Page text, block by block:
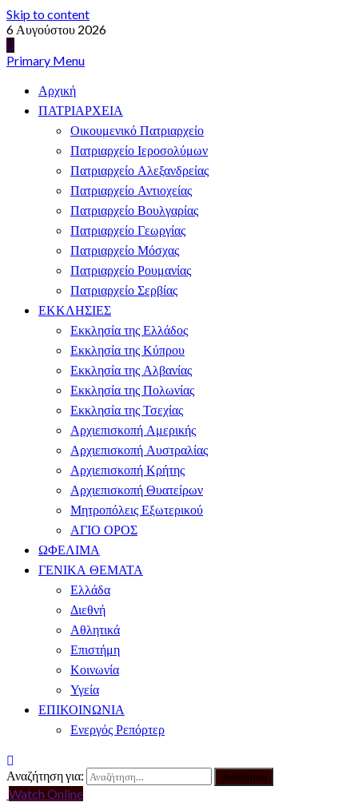
Skip to content
6 Αυγούστου 2026
Primary Menu
Αρχική
ΠΑΤΡΙΑΡΧΕΙΑ
Οικουμενικό Πατριαρχείο
Πατριαρχείο Ιεροσολύμων
Πατριαρχείο Αλεξανδρείας
Πατριαρχείο Αντιοχείας
Πατριαρχείο Βουλγαρίας
Πατριαρχείο Γεωργίας
Πατριαρχείο Μόσχας
Πατριαρχείο Ρουμανίας
Πατριαρχείο Σερβίας
ΕΚΚΛΗΣΙΕΣ
Εκκλησία της Ελλάδος
Εκκλησία της Κύπρου
Εκκλησία της Αλβανίας
Εκκλησία της Πολωνίας
Εκκλησία της Τσεχίας
Αρχιεπισκοπή Αμερικής
Αρχιεπισκοπή Αυστραλίας
Αρχιεπισκοπή Κρήτης
Αρχιεπισκοπή Θυατείρων
Μητροπόλεις Εξωτερικού
ΑΓΙΟ ΟΡΟΣ
ΩΦΕΛΙΜΑ
ΓΕΝΙΚΑ ΘΕΜΑΤΑ
Ελλάδα
Διεθνή
Αθλητικά
Επιστήμη
Κοινωνία
Υγεία
ΕΠΙΚΟΙΝΩΝΙΑ
Ενεργός Ρεπόρτερ
Αναζήτηση για:
Watch Online